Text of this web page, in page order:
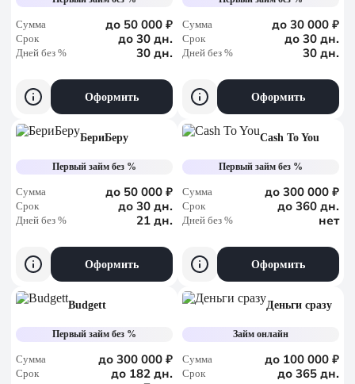
Сумма до 50 000 ₽
Срок до 30 дн.
Дней без % 30 дн.
Оформить
Сумма до 30 000 ₽
Срок до 30 дн.
Дней без % 30 дн.
Оформить
БериБеру
Первый займ без %
Сумма до 50 000 ₽
Срок до 30 дн.
Дней без % 21 дн.
Оформить
Cash To You
Первый займ без %
Сумма до 300 000 ₽
Срок до 360 дн.
Дней без % нет
Оформить
Budgett
Первый займ без %
Сумма до 300 000 ₽
Срок до 182 дн.
Деньги сразу
Займ онлайн
Сумма до 100 000 ₽
Срок до 365 дн.